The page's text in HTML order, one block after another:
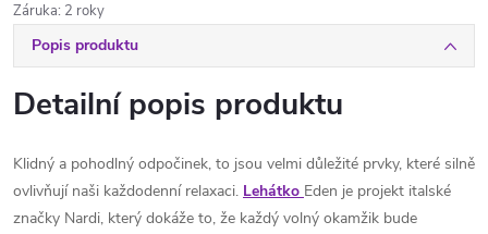
Záruka: 2 roky
Popis produktu
Detailní popis produktu
Klidný a pohodlný odpočinek, to jsou velmi důležité prvky, které silně
ovlivňují naši každodenní relaxaci. Lehátko Eden je projekt italské
značky Nardi, který dokáže to, že každý volný okamžik bude